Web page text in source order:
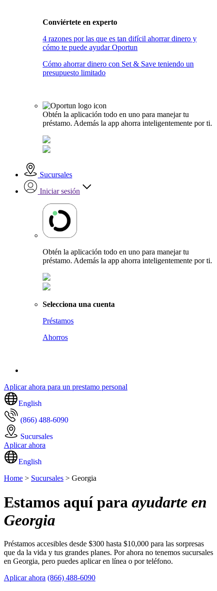
Conviértete en experto
4 razones por las que es tan difícil ahorrar dinero y
cómo te puede ayudar Oportun
Cómo ahorrar dinero con Set & Save teniendo un
presupuesto limitado
Obtén la aplicación todo en uno para manejar tu
préstamo. Además la app ahorra inteligentemente por ti.
Sucursales
Iniciar sesión
Obtén la aplicación todo en uno para manejar tu
préstamo. Además la app ahorra inteligentemente por ti.
Selecciona una cuenta
Préstamos
Ahorros
Aplicar ahora para un prestamo personal
English
(866) 488-6090
Sucursales
Aplicar ahora
English
Home > Sucursales > Georgia
Estamos aquí para ayudarte en
Georgia
Préstamos accesibles desde $300 hasta $10,000 para las sorpresas
que da la vida y tus grandes planes. Por ahora no tenemos sucursales
en Georgia, pero puedes aplicar en línea o por teléfono.
Aplicar ahora (866) 488-6090